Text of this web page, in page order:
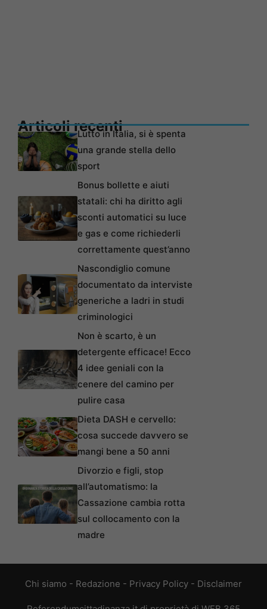
Articoli recentiLutto in Italia, si è spenta
una grande stella dello
sport
Bonus bollette e aiuti
statali: chi ha diritto agli
sconti automatici su luce
e gas e come richiederli
correttamente quest’anno
Nascondiglio comune
documentato da interviste
generiche a ladri in studi
criminologici
Non è scarto, è un
detergente efficace! Ecco
4 idee geniali con la
cenere del camino per
pulire casa
Dieta DASH e cervello:
cosa succede davvero se
mangi bene a 50 anni
Divorzio e figli, stop
all’automatismo: la
Cassazione cambia rotta
sul collocamento con la
madre
Chi siamo - Redazione - Privacy Policy - Disclaimer